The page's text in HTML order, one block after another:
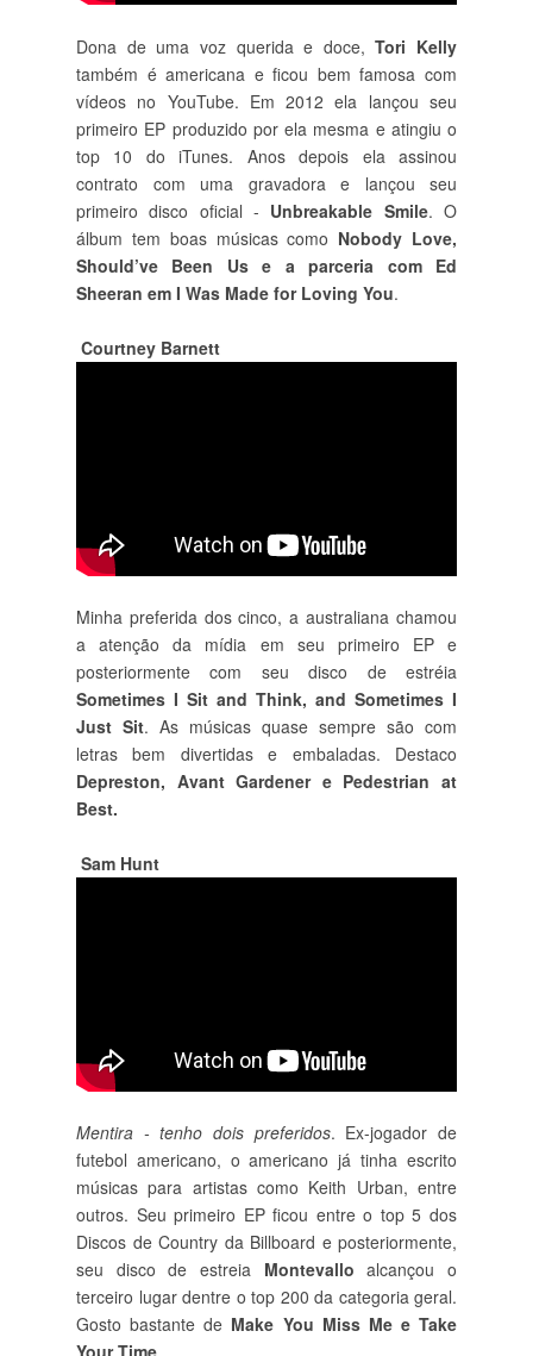
Dona de uma voz querida e doce,Tori Kelly
também é americana e ficou bem famosa com
vídeos no YouTube. Em 2012 ela lançou seu
primeiro EP produzido por ela mesma e atingiu o
top 10 do iTunes. Anos depois ela assinou
contrato com uma gravadora e lançou seu
primeiro disco oficial - Unbreakable Smile. O
álbum tem boas músicas como Nobody Love,
Should’ve Been Us e a parceria com Ed
Sheeran em I Was Made for Loving You.
Courtney Barnett
Minha preferida dos cinco, a australiana chamou
a atenção da mídia em seu primeiro EP e
posteriormente com seu disco de estréia
Sometimes I Sit and Think, and Sometimes I
Just Sit. As músicas quase sempre são com
letras bem divertidas e embaladas. Destaco
Depreston, Avant Gardener e Pedestrian at
Best.
Sam Hunt
Mentira - tenho dois preferidos. Ex-jogador de
futebol americano, o americano já tinha escrito
músicas para artistas como Keith Urban, entre
outros. Seu primeiro EP ficou entre o top 5 dos
Discos de Country da Billboard e posteriormente,
seu disco de estreia Montevallo alcançou o
terceiro lugar dentre o top 200 da categoria geral.
Gosto bastante de Make You Miss Me e Take
Your Time